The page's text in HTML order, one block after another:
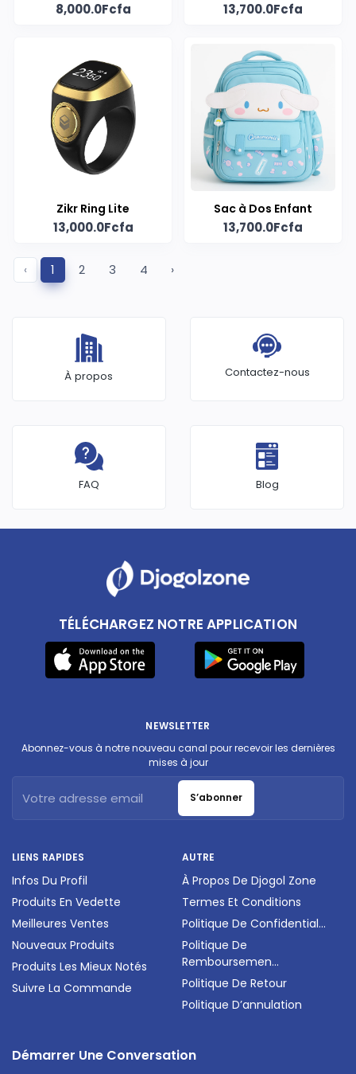
8,000.0Fcfa 13,700.0Fcfa
Zikr Ring Lite
13,000.0Fcfa
Sac à Dos Enfant
13,700.0Fcfa
‹ 1 2 3 4 ›
À propos Contactez-nous
FAQ Blog
TÉLÉCHARGEZ NOTRE APPLICATION
LIENS RAPIDES
Infos Du Profil
Produits En Vedette
Meilleures Ventes
Nouveaux Produits
Produits Les Mieux Notés
Suivre La Commande
AUTRE
À Propos De Djogol Zone
Termes Et Conditions
Politique De Confidential...
Politique De
Remboursemen...
Politique De Retour
Politique D’annulation
NEWSLETTER
Abonnez-vous à notre nouveau canal pour recevoir les dernières
mises à jour
S’abonner
Démarrer Une Conversation